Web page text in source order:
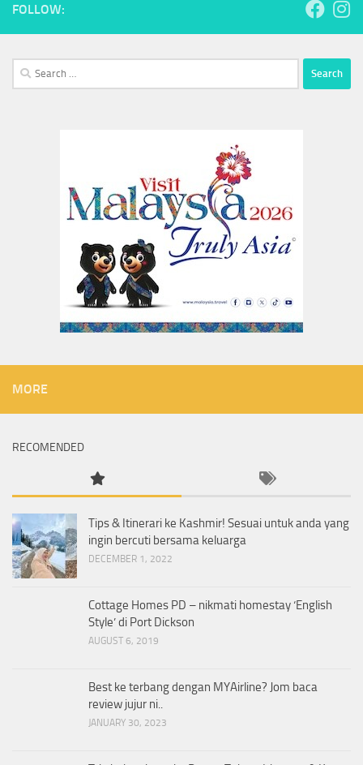
FOLLOW:
Search
for:
MORE
RECOMENDED
Tips & Itinerari ke Kashmir! Sesuai untuk anda yang
ingin bercuti bersama keluarga
DECEMBER 1, 2022
Cottage Homes PD – nikmati homestay ‘English
Style’ di Port Dickson
AUGUST 6, 2019
Best ke terbang dengan MYAirline? Jom baca
review jujur ni..
JANUARY 30, 2023